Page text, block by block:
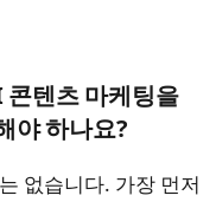
텐츠 마케팅을
야 하나요?
없습니다. 가장 먼저